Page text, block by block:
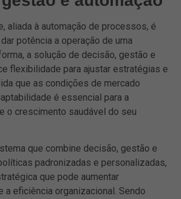
aliada à automação de processos, é
potência a operação de uma
a solução de decisão, gestão e
flexibilidade para ajustar estratégias e
que as condições de mercado
é essencial para a
o crescimento saudável do seu
que combine decisão, gestão e
padronizadas e personalizadas,
que pode aumentar
a eficiência organizacional. Sendo